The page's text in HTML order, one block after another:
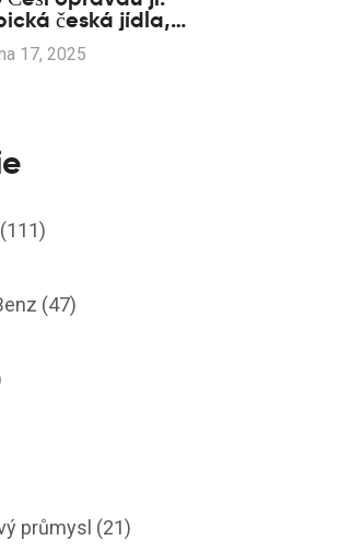
česká jídla,
a chutě v roce
17, 2025
(111)
(47)
průmysl (21)